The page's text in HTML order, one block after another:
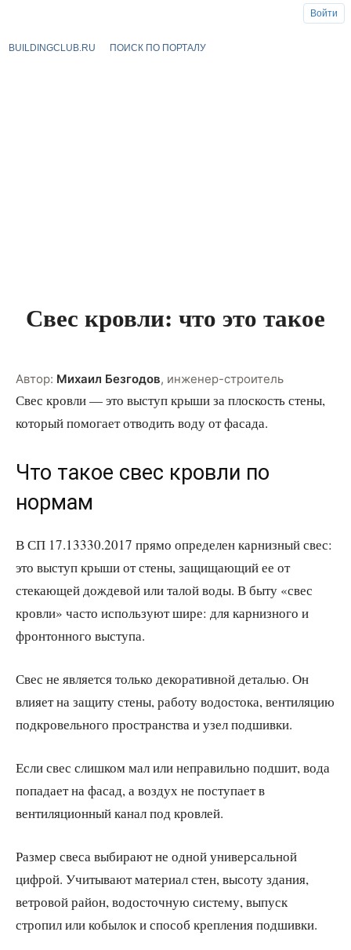
BUILDINGCLUB.RU ПОИСК ПО ПОРТАЛУ
Свес кровли: что это такое
Автор: Михаил Безгодов, инженер-строитель
Свес кровли — это выступ крыши за плоскость стены,
который помогает отводить воду от фасада.
Что такое свес кровли по
нормам
В СП 17.13330.2017 прямо определен карнизный свес:
это выступ крыши от стены, защищающий ее от
стекающей дождевой или талой воды. В быту «свес
кровли» часто используют шире: для карнизного и
фронтонного выступа.
Свес не является только декоративной деталью. Он
влияет на защиту стены, работу водостока, вентиляцию
подкровельного пространства и узел подшивки.
Если свес слишком мал или неправильно подшит, вода
попадает на фасад, а воздух не поступает в
вентиляционный канал под кровлей.
Размер свеса выбирают не одной универсальной
цифрой. Учитывают материал стен, высоту здания,
ветровой район, водосточную систему, выпуск
стропил или кобылок и способ крепления подшивки.
Войти